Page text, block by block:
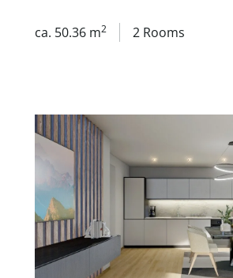
ca. 50.36 m2 2 Rooms
link to page An den Mühlen -